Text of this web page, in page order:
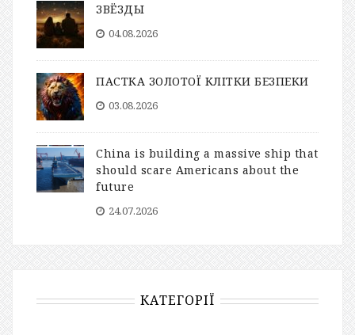
ЗВЁЗДЫ
04.08.2026
ПАСТКА ЗОЛОТОЇ КЛІТКИ БЕЗПЕКИ
03.08.2026
China is building a massive ship that
should scare Americans about the
future
24.07.2026
КАТЕГОРІЇ